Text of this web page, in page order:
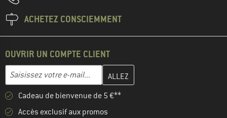
ACHETEZ CONSCIEMMENT
OUVRIR UN COMPTE CLIENT
Adresse e-mail
Entrez votre adresse e-mail ici et créez votre compte client à la
Cadeau de bienvenue de 5 €**
Accès exclusif aux promos